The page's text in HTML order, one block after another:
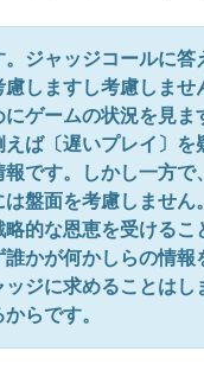
ジャッジコールに
しますし考慮しませ
ゲームの状況を見
ば〔遅いプレイ〕
です。しかし一方
盤面を考慮しませ
的な恩恵を受ける
かが何かしらの情
ジに求めることは
らです。